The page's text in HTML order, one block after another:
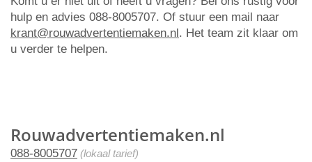
Rouwadvertentiemaken.nl
088-8005707 (lokaal tarief)
hulp en advies 088-8005707. Of stuur een mail naar
krant@rouwadvertentiemaken.nl. Het team zit klaar om
u verder te helpen.